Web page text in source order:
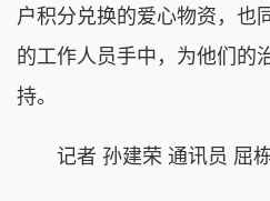
户积分兑换的爱心物资，也
的工作人员手中，为他们的
持。
记者 孙建荣 通讯员 屈